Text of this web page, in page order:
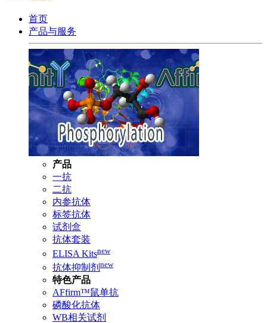
首页
产品与服务
产品
一抗
二抗
内参抗体
标签抗体
试剂盒
抗体套装
ELISA Kitsnew
抗体抑制剂 new
特色产品
AFfirm™鼠单抗
磷酸化抗体
WB相关试剂